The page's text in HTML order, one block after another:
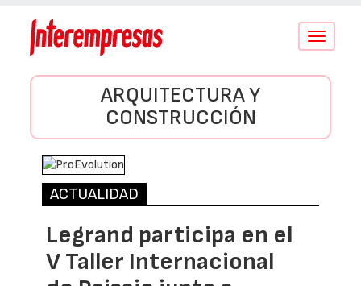
Conmutar
ARQUITECTURA Y
CONSTRUCCIÓN
ACTUALIDAD
Legrand participa en el
V Taller Internacional